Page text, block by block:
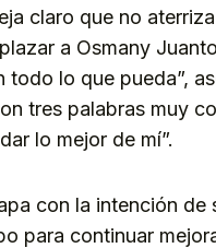
claro que no
a Osmany
lo que pueda”,
tres palabras muy
lo mejor de mí”.
con la intención de
para continuar